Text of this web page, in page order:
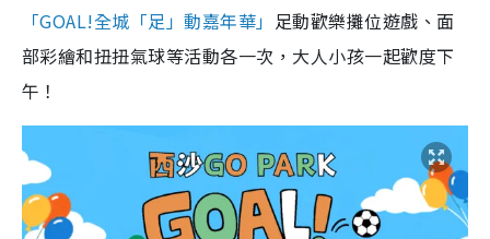
「GOAL!全城「足」動嘉年華」 足動歡樂攤位遊戲、面
部彩繪和扭扭氣球等活動各一次，大人小孩一起歡度下
午！